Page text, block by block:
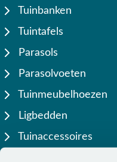
Tuinbanken
Tuintafels
Parasols
Parasolvoeten
Tuinmeubelhoezen
Ligbedden
Tuinaccessoires